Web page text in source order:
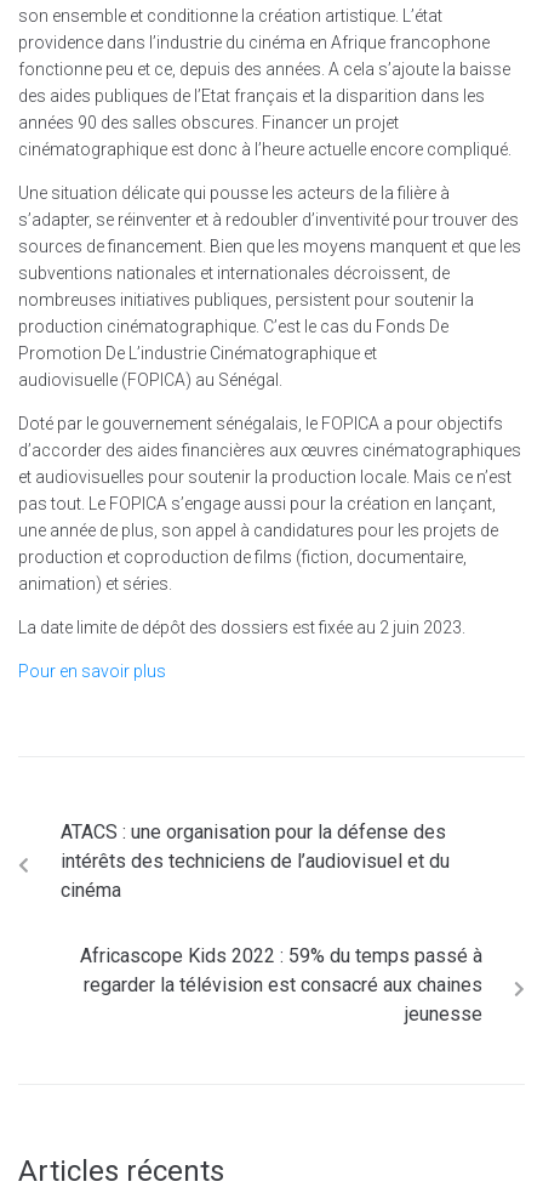
son ensemble et conditionne la création artistique. L’état
providence dans l’industrie du cinéma en Afrique francophone
fonctionne peu et ce, depuis des années. A cela s’ajoute la baisse
des aides publiques de l’Etat français et la disparition dans les
années 90 des salles obscures. Financer un projet
cinématographique est donc à l’heure actuelle encore compliqué.
Une situation délicate qui pousse les acteurs de la filière à
s’adapter, se réinventer et à redoubler d’inventivité pour trouver des
sources de financement. Bien que les moyens manquent et que les
subventions nationales et internationales décroissent, de
nombreuses initiatives publiques, persistent pour soutenir la
production cinématographique. C’est le cas du Fonds De
Promotion De L’industrie Cinématographique et
audiovisuelle (FOPICA) au Sénégal.
Doté par le gouvernement sénégalais, le FOPICA a pour objectifs
d’accorder des aides financières aux œuvres cinématographiques
et audiovisuelles pour soutenir la production locale. Mais ce n’est
pas tout. Le FOPICA s’engage aussi pour la création en lançant,
une année de plus, son appel à candidatures pour les projets de
production et coproduction de films (fiction, documentaire,
animation) et séries.
La date limite de dépôt des dossiers est fixée au 2 juin 2023.
Pour en savoir plus
ATACS : une organisation pour la défense des
intérêts des techniciens de l’audiovisuel et du
cinéma
Africascope Kids 2022 : 59% du temps passé à
regarder la télévision est consacré aux chaines
jeunesse
Articles récents